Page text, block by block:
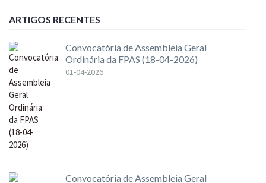
ARTIGOS RECENTES
Convocatória de Assembleia Geral
Ordinária da FPAS (18-04-2026)
01-04-2026
Convocatória de Assembleia Geral